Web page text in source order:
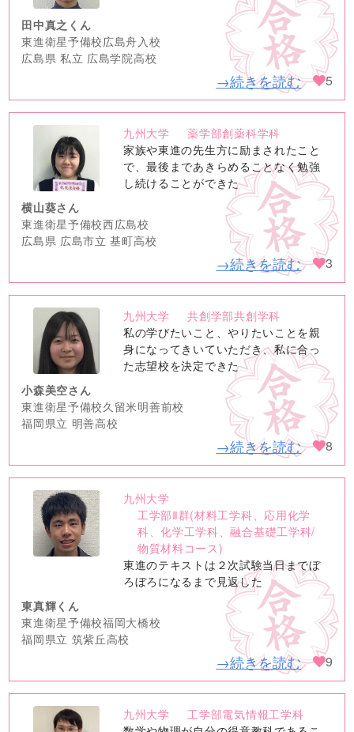
田中真之くん
東進衛星予備校広島舟入校
広島県 私立 広島学院高校
→続きを読む 5
no
image
九州大学
薬学部創薬科学科
家族や東進の先生方に励まされたこと
で、最後まであきらめることなく勉強
し続けることができた
横山葵さん
東進衛星予備校西広島校
広島県 広島市立 基町高校
→続きを読む 3
no
image
九州大学
共創学部共創学科
私の学びたいこと、やりたいことを親
身になってきいていただき、私に合っ
た志望校を決定できた
小森美空さん
東進衛星予備校久留米明善前校
福岡県立 明善高校
→続きを読む 8
no
image
九州大学
工学部Ⅱ群(材料工学科、応用化学
科、化学工学科、融合基礎工学科/
物質材料コース)
東進のテキストは２次試験当日までぼ
ろぼろになるまで見返した
東真輝くん
東進衛星予備校福岡大橋校
福岡県立 筑紫丘高校
→続きを読む 9
九州大学
工学部電気情報工学科